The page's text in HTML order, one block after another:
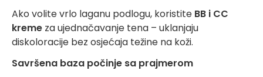
Ako volite vrlo laganu podlogu, koristite BB i CC
kreme za ujednačavanje tena – uklanjaju
diskoloracije bez osjećaja težine na koži.
Savršena baza počinje sa prajmerom